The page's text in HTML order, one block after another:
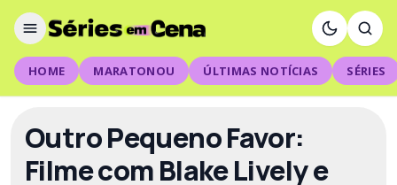
HOME MARATONOU ÚLTIMAS NOTÍCIAS SÉRIES
Outro Pequeno Favor:
Filme com Blake Lively e